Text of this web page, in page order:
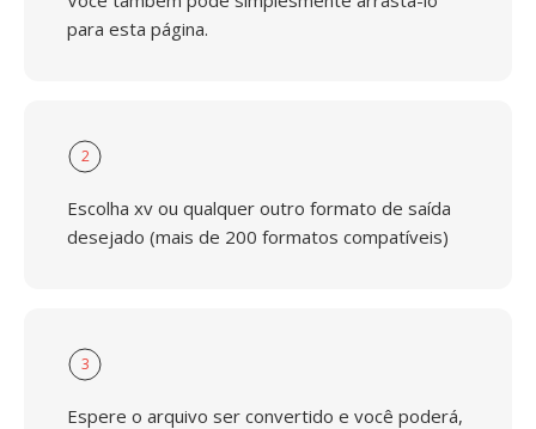
para esta página.
2
Escolha xv ou qualquer outro formato de saída
desejado (mais de 200 formatos compatíveis)
3
Espere o arquivo ser convertido e você poderá,